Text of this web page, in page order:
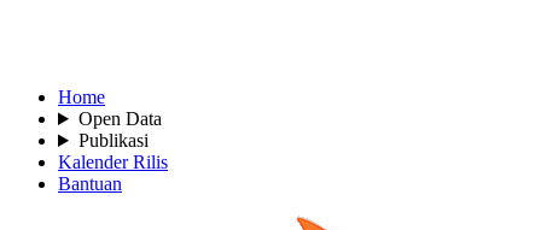
Home
Open Data
Publikasi
Kalender Rilis
Bantuan